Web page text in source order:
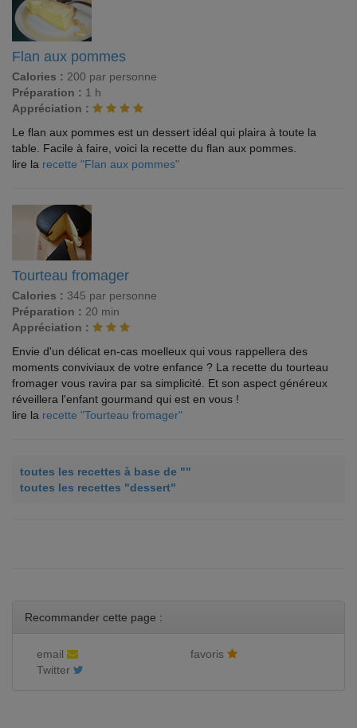
Flan aux pommes
Calories : 200 par personne
Préparation : 1 h
Appréciation :
Le flan aux pommes est un dessert idéal qui plaira à toute la
table. Facile à faire, voici la recette du flan aux pommes.
lire la recette "Flan aux pommes"
Tourteau fromager
Calories : 345 par personne
Préparation : 20 min
Appréciation :
Envie d'un délicat en-cas moelleux qui vous rappellera des
moments conviviaux de votre enfance ? La recette du tourteau
fromager vous ravira par sa simplicité. Et son aspect généreux
réveillera l'enfant gourmand qui est en vous !
lire la recette "Tourteau fromager"
toutes les recettes à base de ""
toutes les recettes "dessert"
Recommander cette page :
email
favoris
Twitter